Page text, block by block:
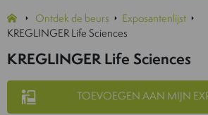
Ontdek de beurs
Exposantenlijst
KREGLINGER Life Sciences
KREGLINGER Life Sciences
TOEVOEGEN AAN MIJN